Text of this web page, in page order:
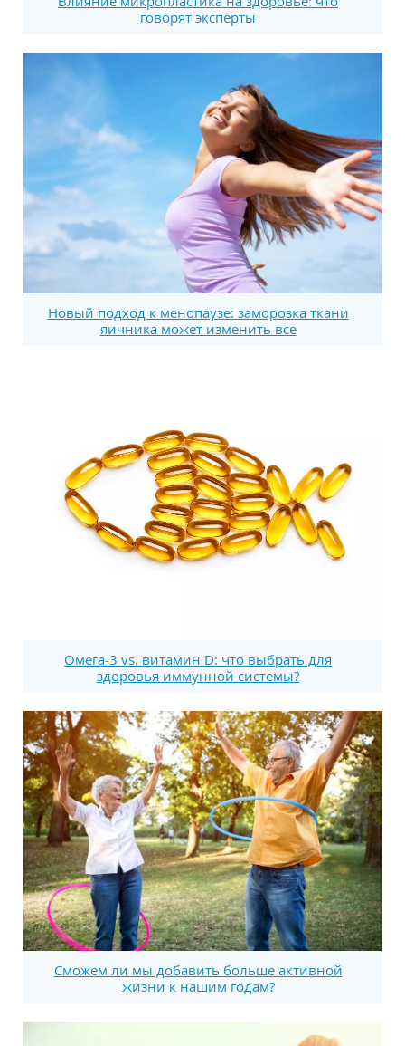
говорят эксперты
Новый подход к менопаузе: заморозка ткани
яичника может изменить все
Омега-3 vs. витамин D: что выбрать для
здоровья иммунной системы?
Сможем ли мы добавить больше активной
жизни к нашим годам?